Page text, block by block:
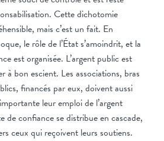
Cette dichotomie
mais c’est un fait. En
le rôle de l’État s’amoindrit, et la
est organisée. L’argent public est
à bon escient. Les associations, bras
financés par eux, doivent aussi
leur emploi de l’argent
de confiance se distribue en cascade,
ceux qui reçoivent leurs soutiens.